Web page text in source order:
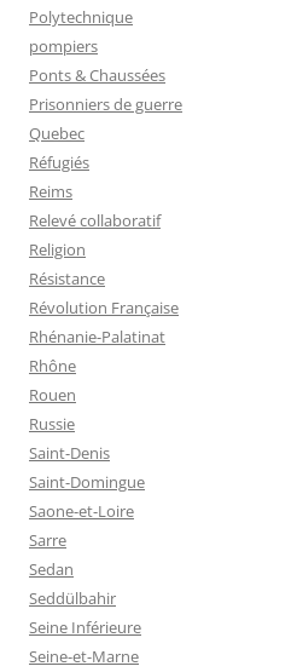
Polytechnique
pompiers
Ponts & Chaussées
Prisonniers de guerre
Quebec
Réfugiés
Reims
Relevé collaboratif
Religion
Résistance
Révolution Française
Rhénanie-Palatinat
Rhône
Rouen
Russie
Saint-Denis
Saint-Domingue
Saone-et-Loire
Sarre
Sedan
Seddülbahir
Seine Inférieure
Seine-et-Marne